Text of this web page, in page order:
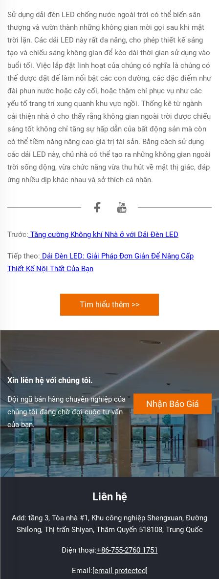
Sử dụng dải đèn LED chống nước ngoài trời có thể biến sân
thượng và vườn thành những không gian mời gọi sau khi mặt
trời lặn. Các dải LED này rất đa năng, cho phép thiết kế sáng
tạo và chiếu sáng không gian để kéo dài thời gian sử dụng vào
buổi tối. Việc lắp đặt linh hoạt của chúng có nghĩa là chúng có
thể được đặt để làm nổi bật các con đường, các đặc điểm như
đài phun nước hoặc cây cối, hoặc thậm chí phục vụ như các
yếu tố trang trí xung quanh khu vực ngồi. Thống kê từ ngành
cải thiện nhà ở cho thấy rằng không gian ngoài trời được chiếu
sáng tốt không chỉ tăng sự hấp dẫn của bất động sản mà còn
có thể tiềm năng nâng cao giá trị tài sản. Bằng cách sử dụng
các dải LED này, chủ nhà có thể tạo ra những không gian ngoài
trời sống động, vừa chức năng vừa thu hút về mặt thị giác, đáp
ứng nhiều dịp khác nhau và sở thích cá nhân.
Trước: Tăng cường Không khí Nhà ở với Dải Đèn LED
Tiếp theo: Dải Đèn LED: Giải Pháp Đơn Giản Để Nâng Cấp
Thiết Kế Nội Thất Của Bạn
Tìm hiểu thêm >>
Xin liên hệ với chúng tôi.
Đội ngũ bán hàng chuyên nghiệp của
chúng tôi đang chờ đợi cuộc tư vấn
của bạn.
Nhận Báo Giá
Liên hệ
Add: tầng 3, Tòa nhà #1, Khu công nghiệp Shengxuan, Đường
Shilong, Thị trấn Shiyan, Thâm Quyến 518108, Trung Quốc
Điện thoại:+86-755-2760 1751
Email:[email protected]